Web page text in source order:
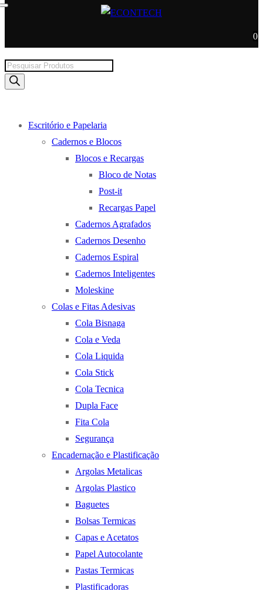
0
Products
search
Escritório e Papelaria
Cadernos e Blocos
Blocos e Recargas
Bloco de Notas
Post-it
Recargas Papel
Cadernos Agrafados
Cadernos Desenho
Cadernos Espiral
Cadernos Inteligentes
Moleskine
Colas e Fitas Adesivas
Cola Bisnaga
Cola e Veda
Cola Liquida
Cola Stick
Cola Tecnica
Dupla Face
Fita Cola
Segurança
Encadernação e Plastificação
Argolas Metalicas
Argolas Plastico
Baguetes
Bolsas Termicas
Capas e Acetatos
Papel Autocolante
Pastas Termicas
Plastificadoras